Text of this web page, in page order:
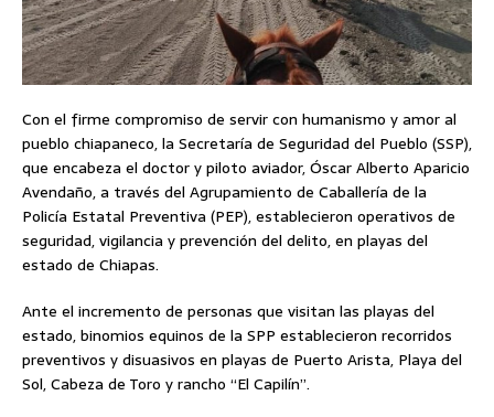
Con el firme compromiso de servir con humanismo y amor al
pueblo chiapaneco, la Secretaría de Seguridad del Pueblo (SSP),
que encabeza el doctor y piloto aviador, Óscar Alberto Aparicio
Avendaño, a través del Agrupamiento de Caballería de la
Policía Estatal Preventiva (PEP), establecieron operativos de
seguridad, vigilancia y prevención del delito, en playas del
estado de Chiapas.
Ante el incremento de personas que visitan las playas del
estado, binomios equinos de la SPP establecieron recorridos
preventivos y disuasivos en playas de Puerto Arista, Playa del
Sol, Cabeza de Toro y rancho “El Capilín”.